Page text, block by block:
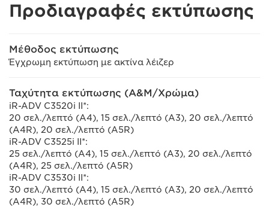
Προδιαγραφές εκτύπωσης
Μέθοδος εκτύπωσης
Έγχρωμη εκτύπωση με ακτίνα λέιζερ
Ταχύτητα εκτύπωσης (Α&Μ/Χρώμα)
iR-ADV C3520i II*:
20 σελ./λεπτό (A4), 15 σελ./λεπτό (A3), 20 σελ./λεπτό
(A4R), 20 σελ./λεπτό (A5R)
iR-ADV C3525i II*:
25 σελ./λεπτό (A4), 15 σελ./λεπτό (A3), 20 σελ./λεπτό
(A4R), 25 σελ./λεπτό (A5R)
iR-ADV C3530i II*:
30 σελ./λεπτό (A4), 15 σελ./λεπτό (A3), 20 σελ./λεπτό
(A4R), 30 σελ./λεπτό (A5R)